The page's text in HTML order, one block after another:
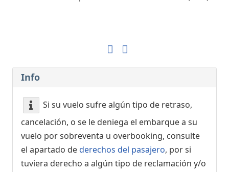
Info
Si su vuelo sufre algún tipo de retraso,
cancelación, o se le deniega el embarque a su
vuelo por sobreventa u overbooking, consulte
el apartado dederechos del pasajero, por si
tuviera derecho a algún tipo de reclamación y/o